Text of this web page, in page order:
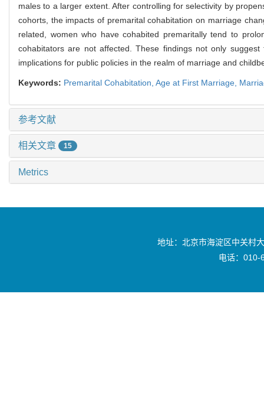
males to a larger extent. After controlling for selectivity by
cohorts, the impacts of premarital cohabitation on marriage
related, women who have cohabited premaritally tend to
cohabitators are not affected. These findings not only
implications for public policies in the realm of marriage and
Keywords: Premarital Cohabitation, Age at First Marriage,
参考文献
相关文章 15
Metrics
地址：北京市海淀区中关村
电话：